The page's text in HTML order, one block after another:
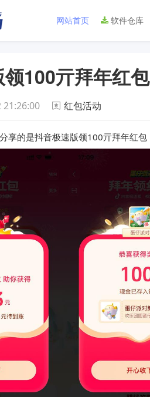
网站首页 软件仓库
100亓拜年红包
21:26:00 红包活动
享的是抖音极速版领100亓拜年红包